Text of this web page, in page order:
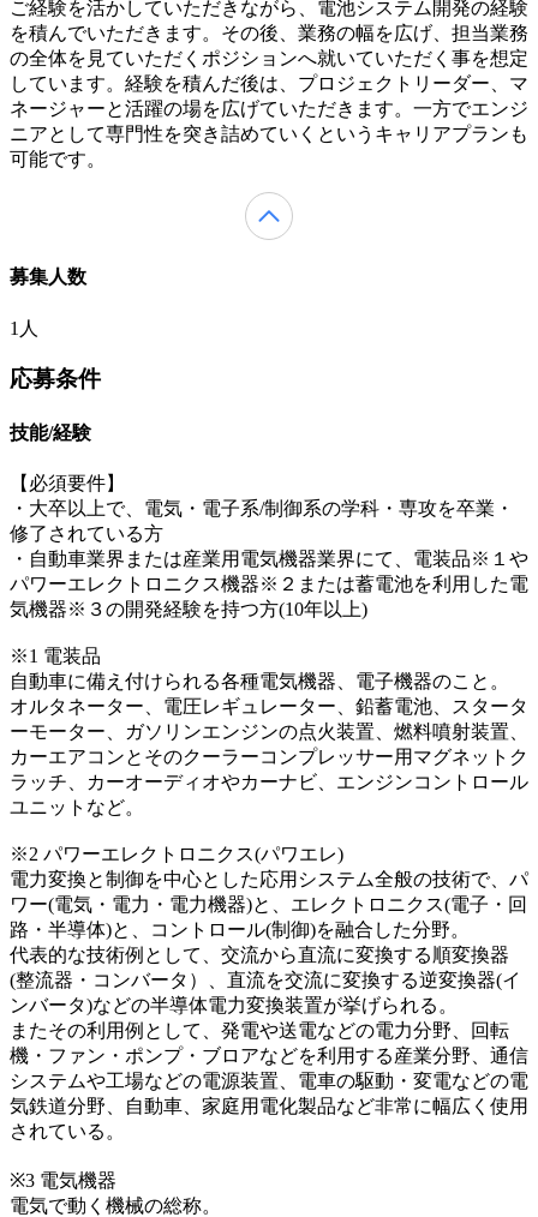
ご経験を活かしていただきながら、電池システム開発の経験
を積んでいただきます。その後、業務の幅を広げ、担当業務
の全体を見ていただくポジションへ就いていただく事を想定
しています。経験を積んだ後は、プロジェクトリーダー、マ
ネージャーと活躍の場を広げていただきます。一方でエンジ
ニアとして専門性を突き詰めていくというキャリアプランも
可能です。
募集人数
1人
応募条件
技能/経験
【必須要件】
・大卒以上で、電気・電子系/制御系の学科・専攻を卒業・
修了されている方
・自動車業界または産業用電気機器業界にて、電装品※１や
パワーエレクトロニクス機器※２または蓄電池を利用した電
気機器※３の開発経験を持つ方(10年以上)
※1 電装品
自動車に備え付けられる各種電気機器、電子機器のこと。
オルタネーター、電圧レギュレーター、鉛蓄電池、スタータ
ーモーター、ガソリンエンジンの点火装置、燃料噴射装置、
カーエアコンとそのクーラーコンプレッサー用マグネットク
ラッチ、カーオーディオやカーナビ、エンジンコントロール
ユニットなど。
※2 パワーエレクトロニクス(パワエレ)
電力変換と制御を中心とした応用システム全般の技術で、パ
ワー(電気・電力・電力機器)と、エレクトロニクス(電子・回
路・半導体)と、コントロール(制御)を融合した分野。
代表的な技術例として、交流から直流に変換する順変換器
(整流器・コンバータ）、直流を交流に変換する逆変換器(イ
ンバータ)などの半導体電力変換装置が挙げられる。
またその利用例として、発電や送電などの電力分野、回転
機・ファン・ポンプ・ブロアなどを利用する産業分野、通信
システムや工場などの電源装置、電車の駆動・変電などの電
気鉄道分野、自動車、家庭用電化製品など非常に幅広く使用
されている。
※3 電気機器
電気で動く機械の総称。